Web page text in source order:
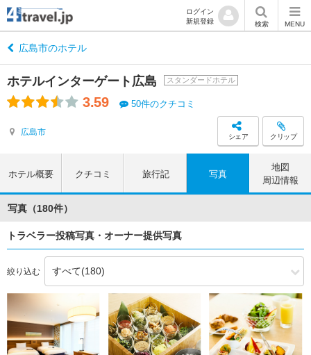
ログイン
新規登録
検索 MENU
広島市のホテル
ホテルインターゲート広島 スタンダードホテル
3.59 50件のクチコミ
広島市 シェア クリップ
ホテル概要 クチコミ 旅行記 写真
地図
周辺情報
写真（180件）
トラベラー投稿写真・オーナー提供写真
絞り込む